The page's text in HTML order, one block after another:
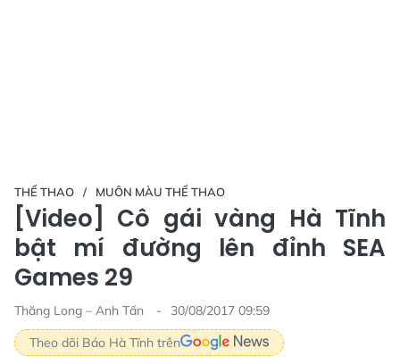
THỂ THAO MUÔN MÀU THỂ THAO
[Video] Cô gái vàng Hà Tĩnh
bật mí đường lên đỉnh SEA
Games 29
Thăng Long – Anh Tấn
30/08/2017 09:59
Theo dõi Báo Hà Tĩnh trên